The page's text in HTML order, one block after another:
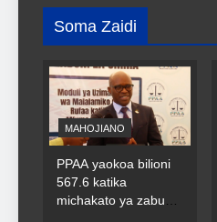
Soma Zaidi
MAHOJIANO
PPAA yaokoa bilioni
567.6 katika
michakato ya zabuni